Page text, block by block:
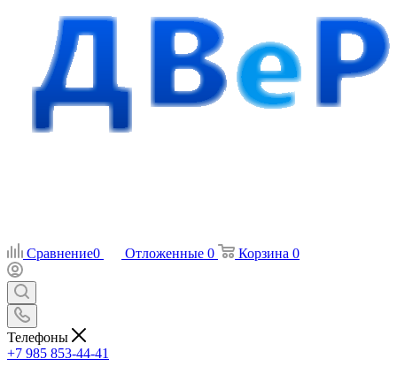
Сравнение0 Отложенные 0 Корзина 0
Телефоны
+7 985 853-44-41